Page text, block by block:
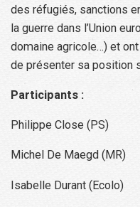
des réfugiés, sanctions
la guerre dans l’Union
domaine agricole…) et ont
de présenter sa position
Participants :
Philippe Close (PS)
Michel De Maegd (MR)
Isabelle Durant (Ecolo)